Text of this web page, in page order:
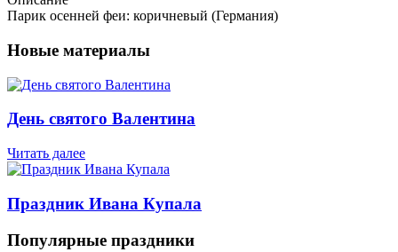
Парик осенней феи: коричневый (Германия)
Новые материалы
День святого Валентина
Читать далее
Праздник Ивана Купала
Популярные праздники